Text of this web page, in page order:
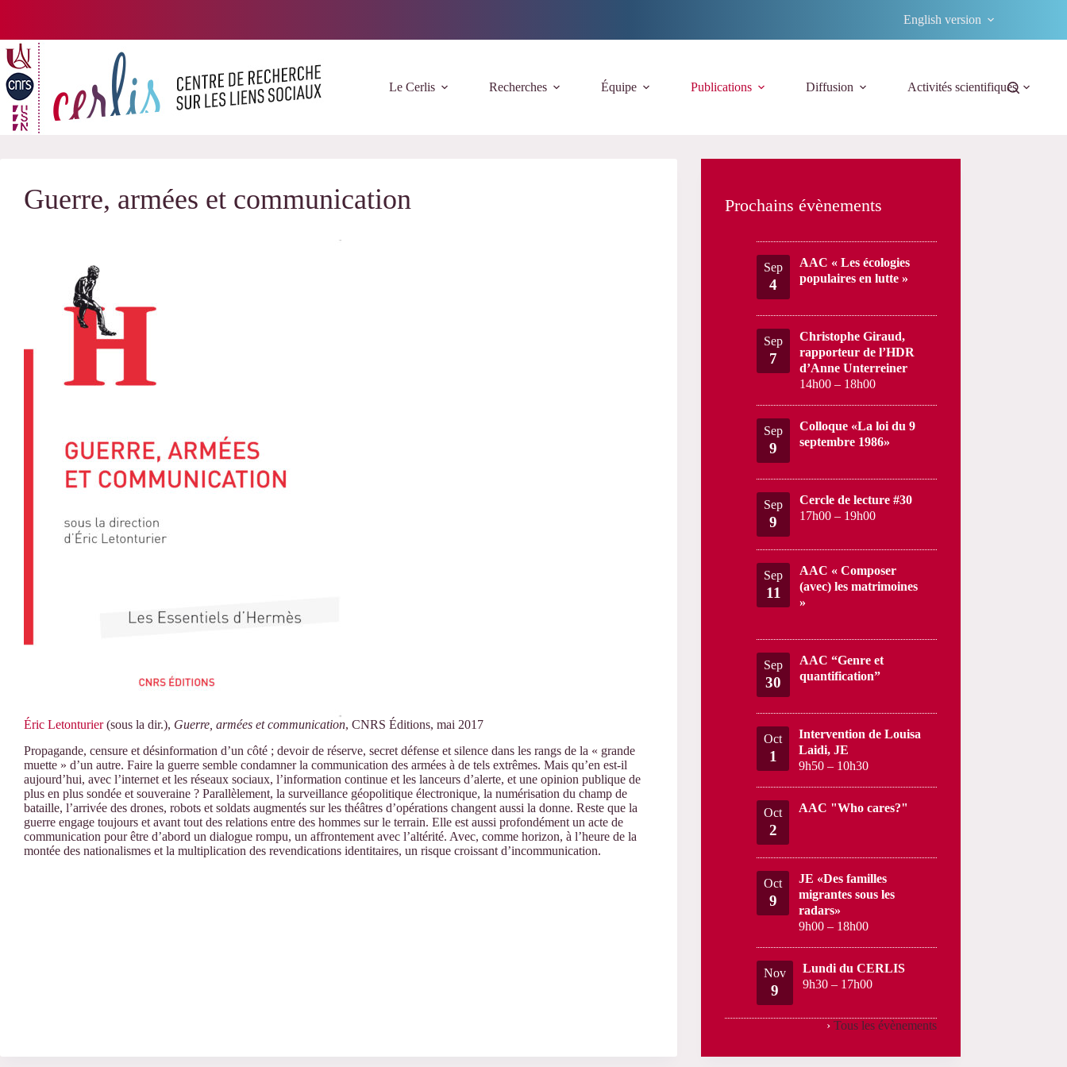
English version
Le Cerlis Recherches Équipe Publications Diffusion Activités scientifiques
Guerre, armées et communication
Éric Letonturier(sous la dir.), Guerre, armées et communication, CNRS Éditions, mai 2017
Propagande, censure et désinformation d’un côté ; devoir de réserve, secret défense et silence dans les rangs de la « grande
muette » d’un autre. Faire la guerre semble condamner la communication des armées à de tels extrêmes. Mais qu’en est-il
aujourd’hui, avec l’internet et les réseaux sociaux, l’information continue et les lanceurs d’alerte, et une opinion publique de
plus en plus sondée et souveraine ? Parallèlement, la surveillance géopolitique électronique, la numérisation du champ de
bataille, l’arrivée des drones, robots et soldats augmentés sur les théâtres d’opérations changent aussi la donne. Reste que la
guerre engage toujours et avant tout des relations entre des hommes sur le terrain. Elle est aussi profondément un acte de
communication pour être d’abord un dialogue rompu, un affrontement avec l’altérité. Avec, comme horizon, à l’heure de la
montée des nationalismes et la multiplication des revendications identitaires, un risque croissant d’incommunication.
Prochains évènements
Sep
4
AAC « Les écologies
populaires en lutte »
Sep
7
Christophe Giraud,
rapporteur de l’HDR
d’Anne Unterreiner
14h00 – 18h00
Sep
9
Colloque «La loi du 9
septembre 1986»
Sep
9
Cercle de lecture #30
17h00 – 19h00
Sep
11
AAC « Composer
(avec) les matrimoines
»
Sep
30
AAC “Genre et
quantification”
Oct
1
Intervention de Louisa
Laidi, JE
9h50 – 10h30
Oct
2
AAC "Who cares?"
Oct
9
JE «Des familles
migrantes sous les
radars»
9h00 – 18h00
Nov
9
Lundi du CERLIS
9h30 – 17h00
› Tous les évènements